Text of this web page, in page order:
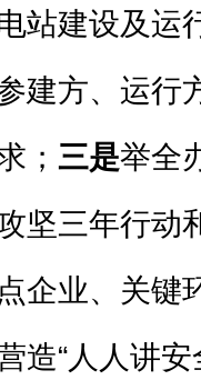
站建设及运
建方、运
； 三是举全
坚三年行动
企业、关键
造“人人讲